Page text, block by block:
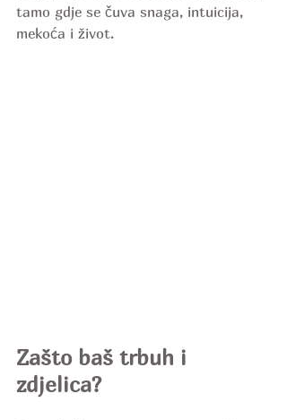
tamo gdje se čuva snaga, intuicija,
mekoća i život.
Zašto baš trbuh i
zdjelica?